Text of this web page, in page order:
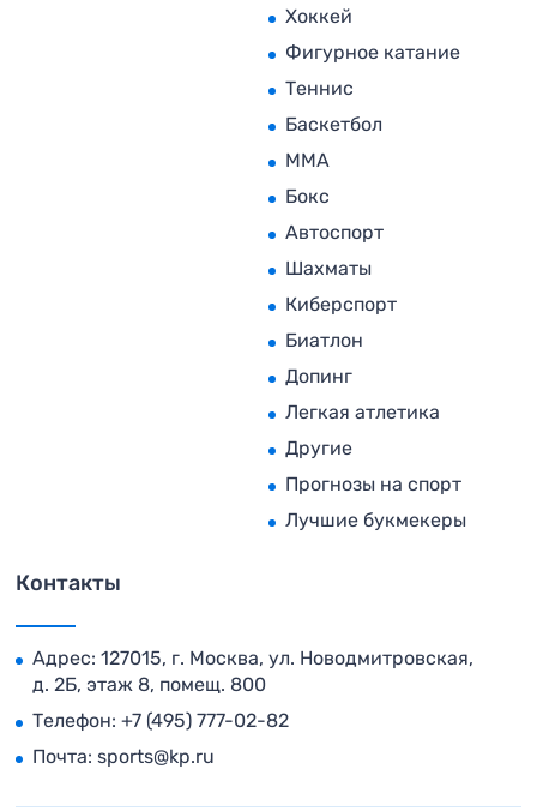
Хоккей
Фигурное катание
Теннис
Баскетбол
MMA
Бокс
Автоспорт
Шахматы
Киберспорт
Биатлон
Допинг
Легкая атлетика
Другие
Прогнозы на спорт
Лучшие букмекеры
Контакты
Адрес: 127015, г. Москва, ул. Новодмитровская,
д. 2Б, этаж 8, помещ. 800
Телефон: +7 (495) 777-02-82
Почта: sports@kp.ru